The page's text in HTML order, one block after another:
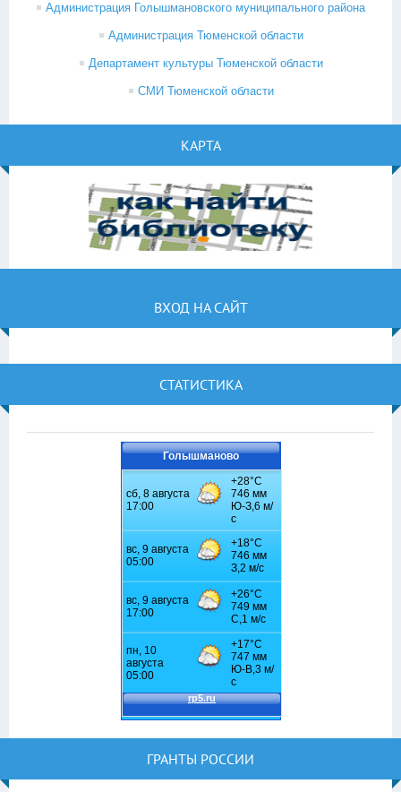
Администрация Голышмановского муниципального района
Администрация Тюменской области
Департамент культуры Тюменской области
СМИ Тюменской области
КАРТА
ВХОД НА САЙТ
СТАТИСТИКА
Голышманово
ГРАНТЫ РОССИИ